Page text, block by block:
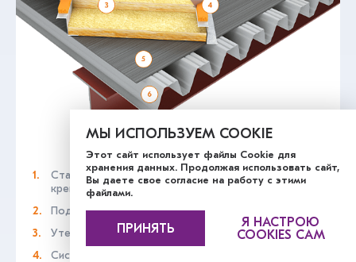
Стальная кровельная панель с фальцевым
креплением
Подвижный клип крепления
Утеплитель толщиной до 300 мм из трёх слоёв
Система дополнительного каркаса с
МЫ ИСПОЛЬЗУЕМ COOKIE
Этот сайт использует файлы Cookie для
хранения данных. Продолжая использовать сайт,
Вы даете свое согласие на работу с этими
файлами.
ПРИНЯТЬ
Я НАСТРОЮ
COOKIES САМ